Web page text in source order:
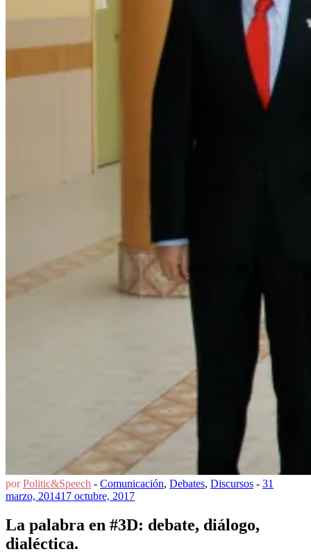
porPolitic&Speech - Comunicación, Debates, Discursos - 31
marzo, 201417 octubre, 2017
La palabra en #3D: debate, diálogo,
dialéctica.